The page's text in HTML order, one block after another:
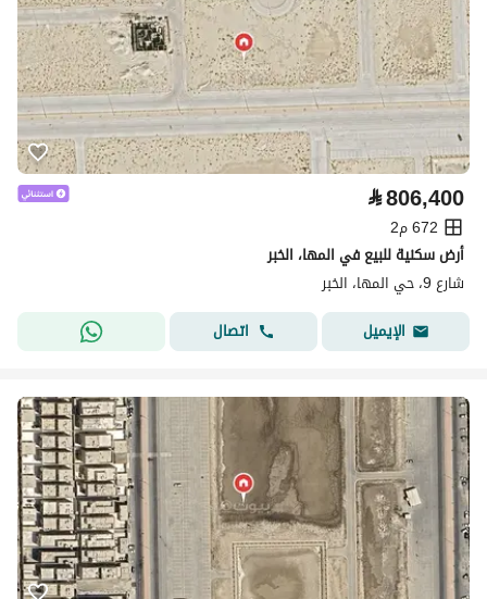
⃁806,400
672 م2
أرض سكنية للبيع في المها، الخبر
شارع 9، حي المها، الخبر
الإيميل
اتصال